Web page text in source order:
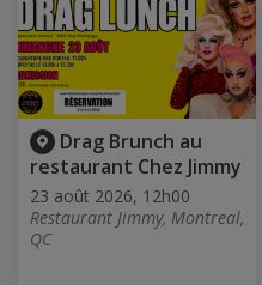
Drag Brunch au
restaurant Chez Jimmy
23 août 2026, 12h00
Restaurant Jimmy, Montreal,
QC